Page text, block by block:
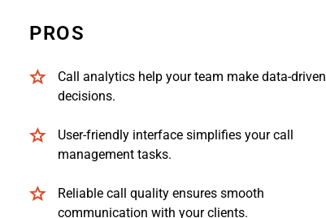
PROS
Call analytics help your team make data-driven
decisions.
User-friendly interface simplifies your call
management tasks.
Reliable call quality ensures smooth
communication with your clients.